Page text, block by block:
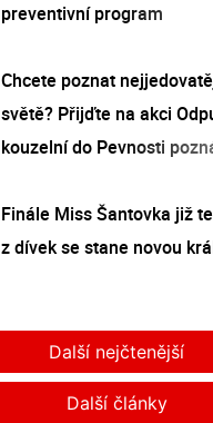
preventivní program
Chcete poznat
světě? Přijďte na akci
kouzelní do Pevnosti
Finále Miss Šantovka již
z dívek se stane novou
Další nejčtenější
Další články